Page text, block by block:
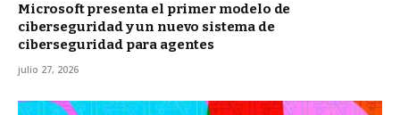
Microsoft presenta el primer modelo de
ciberseguridad y un nuevo sistema de
ciberseguridad para agentes
julio 27, 2026